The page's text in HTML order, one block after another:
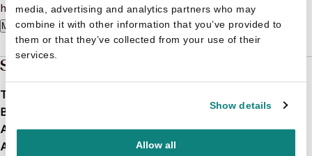
media, advertising and analytics partners who may
combine it with other information that you’ve provided to
them or that they’ve collected from your use of their
services.
Show details
Allow all
herkleefbare stickers.
Meer lezen
Specificaties
Taal
Bindwijze
Aantal pagina's40
Afbeelding